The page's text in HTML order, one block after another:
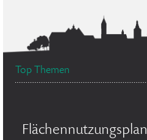
Top Themen
Flächennutzungsplan